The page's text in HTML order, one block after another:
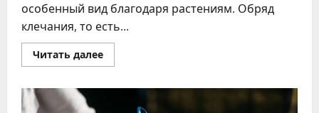
особенный вид благодаря растениям. Обряд
клечания, то есть...
Читать далееПрочитать
больше